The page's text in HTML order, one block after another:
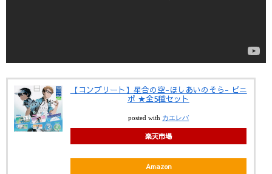
【コンプリート】星合の空-ほしあいのそら- ビニ
ポ ★全5種セット
posted with カエレバ
楽天市場
Amazon